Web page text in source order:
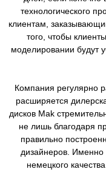
технологического
клиентам,
того, чтобы
моделировании будут
Компания регулярно
расширяется
дисков Mak
не лишь благодаря
правильно
дизайнеров. Именно
немецкого